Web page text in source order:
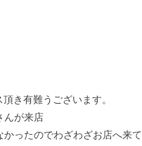
き有難うございます。
んが来店
ったのでわざわざお店へ来て